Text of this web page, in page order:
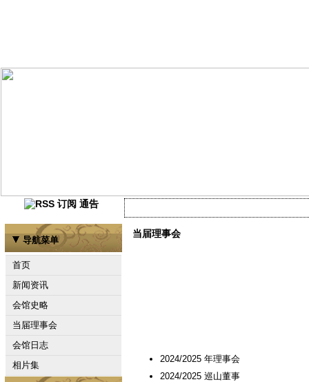
通告
导航菜单
首页
新闻资讯
会馆史略
当届理事会
会馆日志
相片集
当届理事会
2024/2025 年理事会
2024/2025 巡山董事